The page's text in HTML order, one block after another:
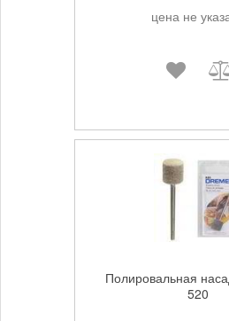
цена не
Полировальная
520